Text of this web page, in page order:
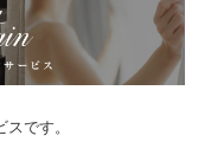
です。